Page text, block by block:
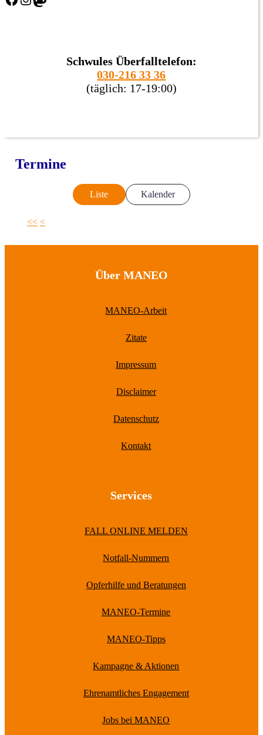
Schwules Überfalltelefon:
030-216 33 36
(täglich: 17-19:00)
Termine
Liste Kalender
<< <
Über MANEO
MANEO-Arbeit
Zitate
Impressum
Disclaimer
Datenschutz
Kontakt
Services
FALL ONLINE MELDEN
Notfall-Nummern
Opferhilfe und Beratungen
MANEO-Termine
MANEO-Tipps
Kampagne & Aktionen
Ehrenamtliches Engagement
Jobs bei MANEO